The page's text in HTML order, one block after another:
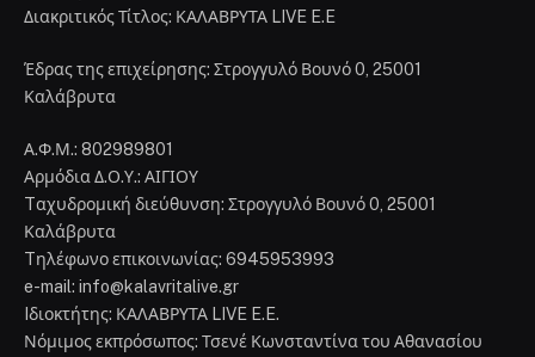
Διακριτικός Τίτλος: ΚΑΛΑΒΡΥΤΑ LIVE E.E
Έδρας της επιχείρησης: Στρογγυλό Βουνό 0, 25001
Καλάβρυτα
Α.Φ.Μ.: 802989801
Αρμόδια Δ.Ο.Υ.: ΑΙΓΙΟΥ
Tαχυδρομική διεύθυνση: Στρογγυλό Βουνό 0, 25001
Καλάβρυτα
Tηλέφωνο επικοινωνίας: 6945953993
e-mail: info@kalavritalive.gr
Iδιοκτήτης: ΚΑΛΑΒΡΥΤΑ LIVE E.E.
Νόμιμος εκπρόσωπος: Τσενέ Κωνσταντίνα του Αθανασίου